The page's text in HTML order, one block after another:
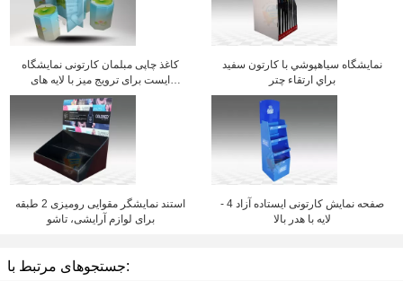
کاغذ چاپی مبلمان کارتونی نمایشگاه
ایست برای ترویج میز با لایه های
درخشان
نمايشگاه سياهپوشي با کارتون سفيد
براي ارتقاء چتر
استند نمایشگر مقوایی رومیزی 2 طبقه
برای لوازم آرایشی، تاشو
صفحه نمایش کارتونی ایستاده آزاد 4 -
لایه با هدر بالا
جستجوهای مرتبط با: